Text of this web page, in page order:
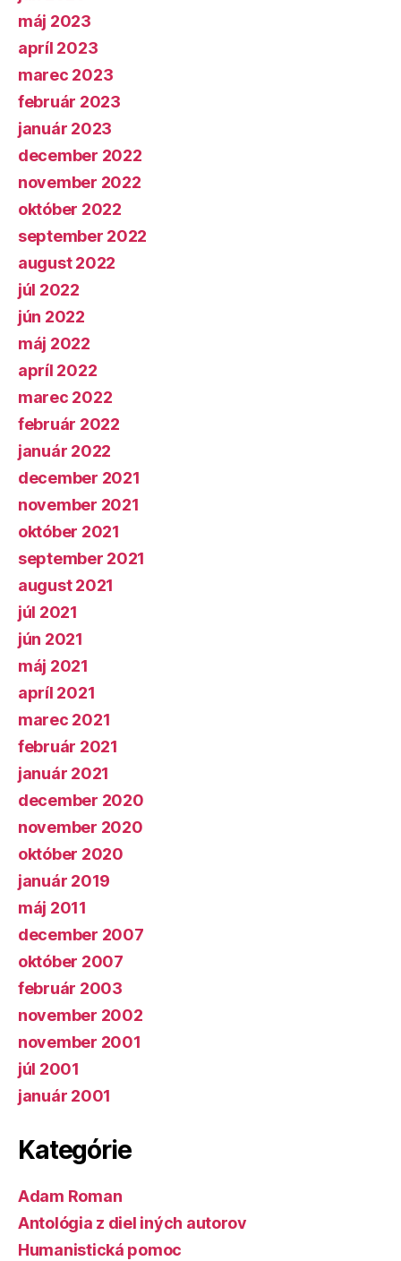
máj 2023
apríl 2023
marec 2023
február 2023
január 2023
december 2022
november 2022
október 2022
september 2022
august 2022
júl 2022
jún 2022
máj 2022
apríl 2022
marec 2022
február 2022
január 2022
december 2021
november 2021
október 2021
september 2021
august 2021
júl 2021
jún 2021
máj 2021
apríl 2021
marec 2021
február 2021
január 2021
december 2020
november 2020
október 2020
január 2019
máj 2011
december 2007
október 2007
február 2003
november 2002
november 2001
júl 2001
január 2001
Kategórie
Adam Roman
Antológia z diel iných autorov
Humanistická pomoc